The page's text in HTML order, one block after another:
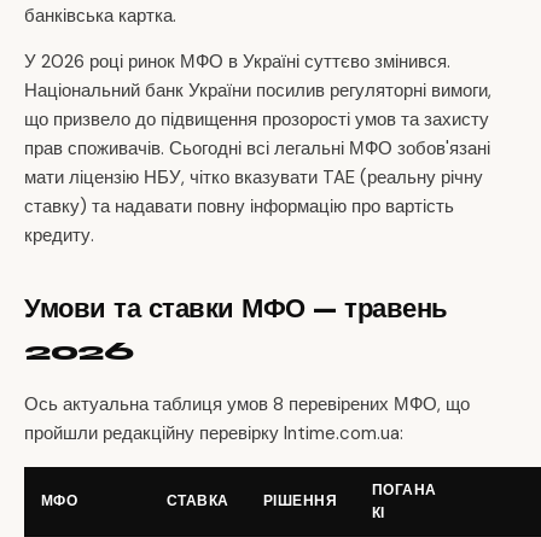
банківська картка.
У 2026 році ринок МФО в Україні суттєво змінився.
Національний банк України посилив регуляторні вимоги,
що призвело до підвищення прозорості умов та захисту
прав споживачів. Сьогодні всі легальні МФО зобов'язані
мати ліцензію НБУ, чітко вказувати TAE (реальну річну
ставку) та надавати повну інформацію про вартість
кредиту.
Умови та ставки МФО — травень
2026
Ось актуальна таблиця умов 8 перевірених МФО, що
пройшли редакційну перевірку Intime.com.ua:
МФО СТАВКА РІШЕННЯ
ПОГАНА
КІ